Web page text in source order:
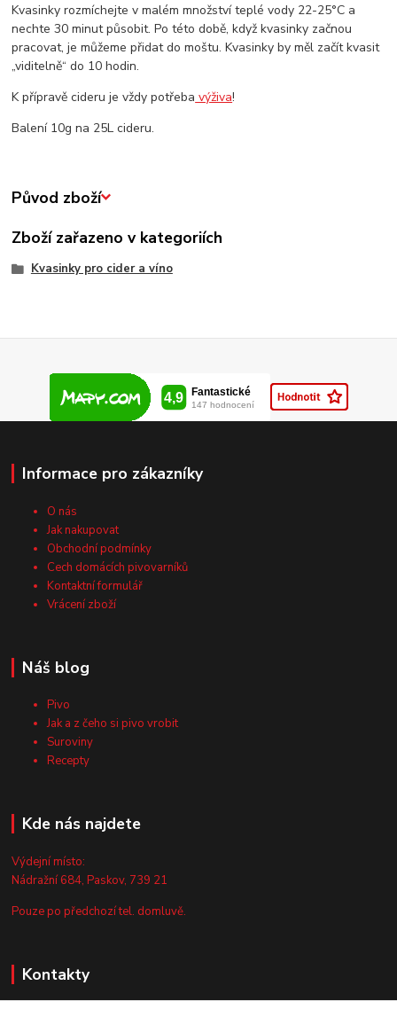
Kvasinky rozmíchejte v malém množství teplé vody 22-25°C a
nechte 30 minut působit. Po této době, když kvasinky začnou
pracovat, je můžeme přidat do moštu. Kvasinky by měl začít kvasit
„viditelně“ do 10 hodin.
K přípravě cideru je vždy potřeba výživa!
Balení 10g na 25L cideru.
Původ zboží
Zboží zařazeno v kategoriích
Kvasinky pro cider a víno
Informace pro zákazníky
O nás
Jak nakupovat
Obchodní podmínky
Cech domácích pivovarníků
Kontaktní formulář
Vrácení zboží
Náš blog
Pivo
Jak a z čeho si pivo vrobit
Suroviny
Recepty
Kde nás najdete
Výdejní místo:
Nádražní 684, Paskov, 739 21
Pouze po předchozí tel. domluvě.
Kontakty